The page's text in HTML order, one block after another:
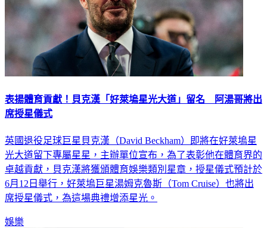
表揚體育貢獻！貝克漢「好萊塢星光大道」留名 阿湯哥將出
席授星儀式
英國退役足球巨星貝克漢（David Beckham）即將在好萊塢星
光大道留下專屬星星，主辦單位宣布，為了表彰他在體育界的
卓越貢獻，貝克漢將獲頒體育娛樂類別星章，授星儀式預計於
6月12日舉行，好萊塢巨星湯姆克魯斯（Tom Cruise）也將出
席授星儀式，為這場典禮增添星光。
娛樂